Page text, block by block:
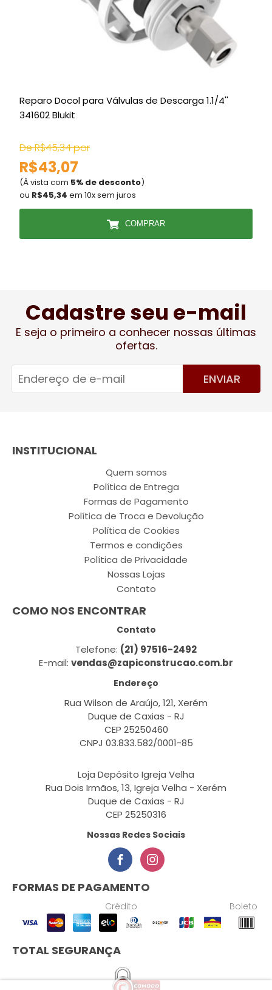
Reparo Docol para Válvulas de Descarga 1.1/4''
341602 Blukit
De R$45,34 por
R$43,07
(À vista com 5% de desconto)
ou R$45,34 em 10x sem juros
COMPRAR
Cadastre seu e-mail
E seja o primeiro a conhecer nossas últimas
ofertas.
ENVIAR
INSTITUCIONAL
Quem somos
Política de Entrega
Formas de Pagamento
Política de Troca e Devolução
Política de Cookies
Termos e condições
Política de Privacidade
Nossas Lojas
Contato
COMO NOS ENCONTRAR
Contato
Telefone: (21) 97516-2492
E-mail: vendas@zapiconstrucao.com.br
Endereço
Rua Wilson de Araújo, 121, Xerém
Duque de Caxias - RJ
CEP 25250460
CNPJ 03.833.582/0001-85
Loja Depósito Igreja Velha
Rua Dois Irmãos, 13, Igreja Velha - Xerém
Duque de Caxias - RJ
CEP 25250316
Nossas Redes Sociais
FORMAS DE PAGAMENTO
Crédito Boleto
TOTAL SEGURANÇA